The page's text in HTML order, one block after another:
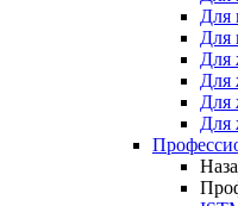
Для
Для
Для
Для
Для
Для